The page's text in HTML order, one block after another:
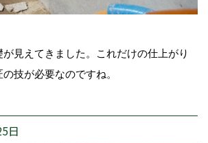
見えてきました。これだけの仕上がり
技が必要なのですね。
日